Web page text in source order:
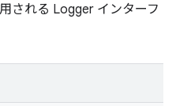
される Logger インターフ